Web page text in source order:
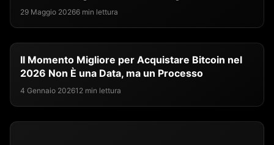
29 Maggio 20266 min lettura
Il Momento Migliore per Acquistare Bitcoin nel
2026 Non È una Data, ma un Processo
4 Gennaio 202612 min lettura